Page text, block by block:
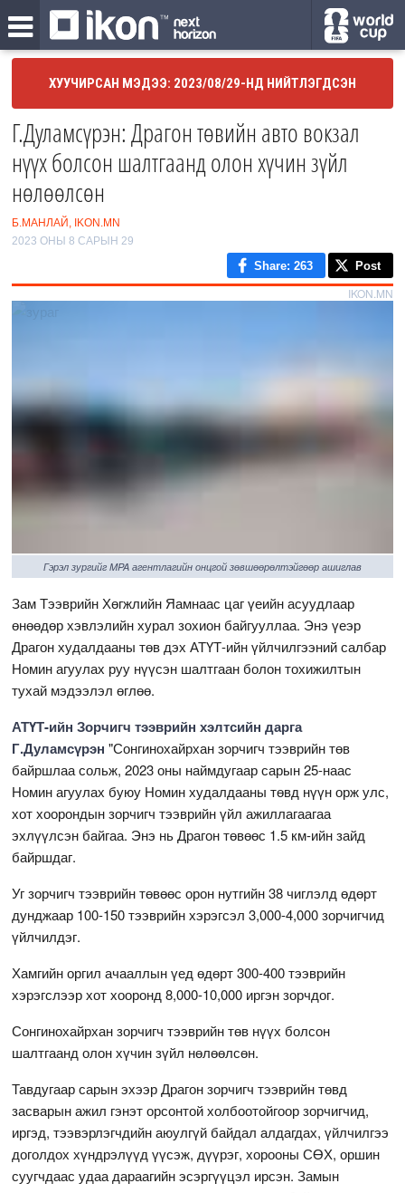
ХУУЧИРСАН МЭДЭЭ: 2023/08/29-НД НИЙТЛЭГДСЭН
Г.Дуламсүрэн: Драгон төвийн авто вокзал
нүүх болсон шалтгаанд олон хүчин зүйл
нөлөөлсөн
Б.МАНЛАЙ, IKON.MN
2023 ОНЫ 8 САРЫН 29
Share: 263 Post
IKON.MN
Гэрэл зургийг MPA агентлагийн онцгой зөвшөөрөлтэйгөөр ашиглав
Зам Тээврийн Хөгжлийн Яамнаас цаг үеийн асуудлаар
өнөөдөр хэвлэлийн хурал зохион байгууллаа. Энэ үеэр
Драгон худалдааны төв дэх АТҮТ-ийн үйлчилгээний салбар
Номин агуулах руу нүүсэн шалтгаан болон тохижилтын
тухай мэдээлэл өглөө.
АТҮТ-ийн Зорчигч тээврийн хэлтсийн дарга
Г.Дуламсүрэн "Сонгинохайрхан зорчигч тээврийн төв
байршлаа сольж, 2023 оны наймдугаар сарын 25-наас
Номин агуулах буюу Номин худалдааны төвд нүүн орж улс,
хот хоорондын зорчигч тээврийн үйл ажиллагаагаа
эхлүүлсэн байгаа. Энэ нь Драгон төвөөс 1.5 км-ийн зайд
байршдаг.
Уг зорчигч тээврийн төвөөс орон нутгийн 38 чиглэлд өдөрт
дунджаар 100-150 тээврийн хэрэгсэл 3,000-4,000 зорчигчид
үйлчилдэг.
Хамгийн оргил ачааллын үед өдөрт 300-400 тээврийн
хэрэгслээр хот хооронд 8,000-10,000 иргэн зорчдог.
Сонгинохайрхан зорчигч тээврийн төв нүүх болсон
шалтгаанд олон хүчин зүйл нөлөөлсөн.
Тавдугаар сарын эхээр Драгон зорчигч тээврийн төвд
засварын ажил гэнэт орсонтой холбоотойгоор зорчигчид,
иргэд, тээвэрлэгчдийн аюулгүй байдал алдагдах, үйлчилгээ
доголдох хүндрэлүүд үүсэж, дүүрэг, хорооны СӨХ, оршин
суугчдаас удаа дараагийн эсэргүүцэл ирсэн. Замын